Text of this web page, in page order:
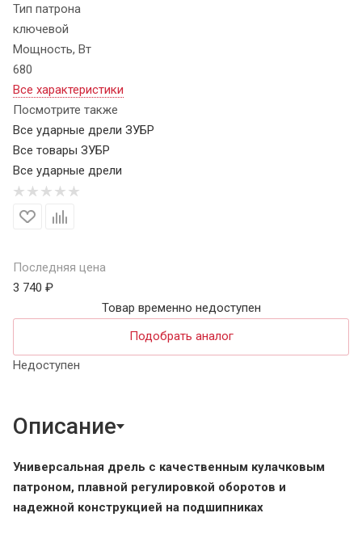
Тип патрона
ключевой
Мощность, Вт
680
Все характеристики
Посмотрите также
Все ударные дрели ЗУБР
Все товары ЗУБР
Все ударные дрели
Последняя цена
3 740 ₽
Товар временно недоступен
Подобрать аналог
Недоступен
Описание
Универсальная дрель с качественным кулачковым
патроном, плавной регулировкой оборотов и
надежной конструкцией на подшипниках